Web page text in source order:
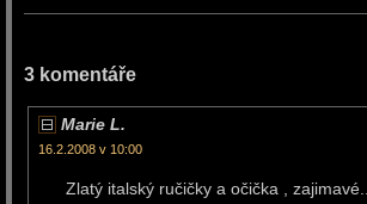
3 komentáře
Marie L.
16.2.2008 v 10:00
Zlatý italský ručičky a očička ,